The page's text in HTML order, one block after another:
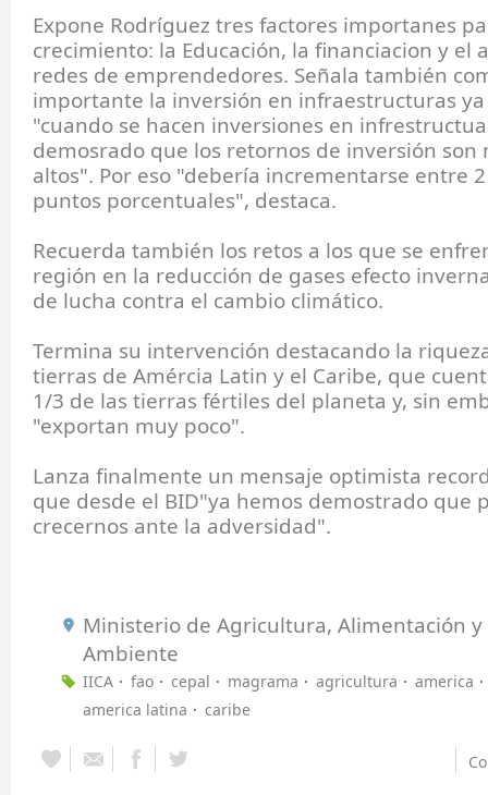
Expone Rodríguez tres factores importanes
crecimiento: la Educación, la financiacion y el
redes de emprendedores. Señala también
importante la inversión en infraestructuras
"cuando se hacen inversiones en
demosrado que los retornos de inversión son
altos". Por eso "debería incrementarse entre
puntos porcentuales", destaca.
Recuerda también los retos a los que se
región en la reducción de gases efecto
de lucha contra el cambio climático.
Termina su intervención destacando la
tierras de Amércia Latin y el Caribe, que
1/3 de las tierras fértiles del planeta y, sin
"exportan muy poco".
Lanza finalmente un mensaje optimista
que desde el BID"ya hemos demostrado que
crecernos ante la adversidad".
Ministerio de Agricultura, Alimentación
Ambiente
IICA fao cepal magrama agricultura
america
america latina
caribe